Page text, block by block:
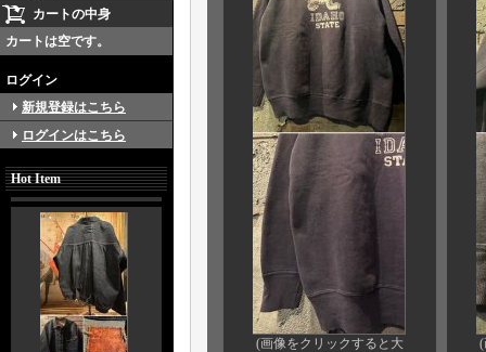
カートの中身
カートは空です。
ログイン
新規登録はこちら
ログインはこちら
Hot Item
(画像をクリックすると大
(